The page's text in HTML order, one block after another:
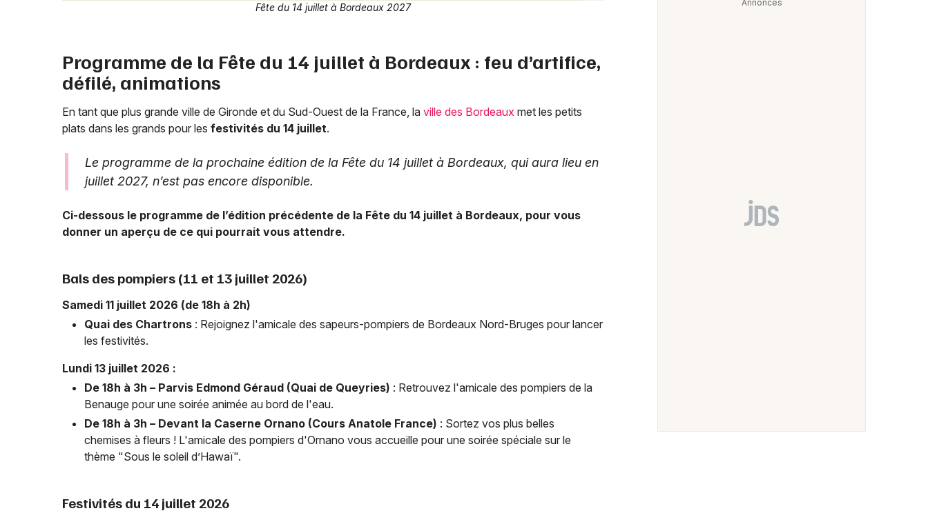
Fête du 14 juillet à Bordeaux 2027
Programme de la Fête du 14 juillet à Bordeaux : feu d’artifice,
défilé, animations
En tant que plus grande ville de Gironde et du Sud-Ouest de la France, la ville des Bordeaux met les petits
plats dans les grands pour les festivités du 14 juillet.
Le programme de la prochaine édition de la Fête du 14 juillet à Bordeaux, qui aura lieu en
juillet 2027, n’est pas encore disponible.
Ci-dessous le programme de l’édition précédente de la Fête du 14 juillet à Bordeaux, pour vous
donner un aperçu de ce qui pourrait vous attendre.
Bals des pompiers (11 et 13 juillet 2026)
Samedi 11 juillet 2026 (de 18h à 2h)
Quai des Chartrons : Rejoignez l'amicale des sapeurs-pompiers de Bordeaux Nord-Bruges pour lancer
les festivités.
Lundi 13 juillet 2026 :
De 18h à 3h – Parvis Edmond Géraud (Quai de Queyries) : Retrouvez l'amicale des pompiers de la
Benauge pour une soirée animée au bord de l'eau.
De 18h à 3h – Devant la Caserne Ornano (Cours Anatole France) : Sortez vos plus belles
chemises à fleurs ! L'amicale des pompiers d'Ornano vous accueille pour une soirée spéciale sur le
thème "Sous le soleil d’Hawaï".
Festivités du 14 juillet 2026